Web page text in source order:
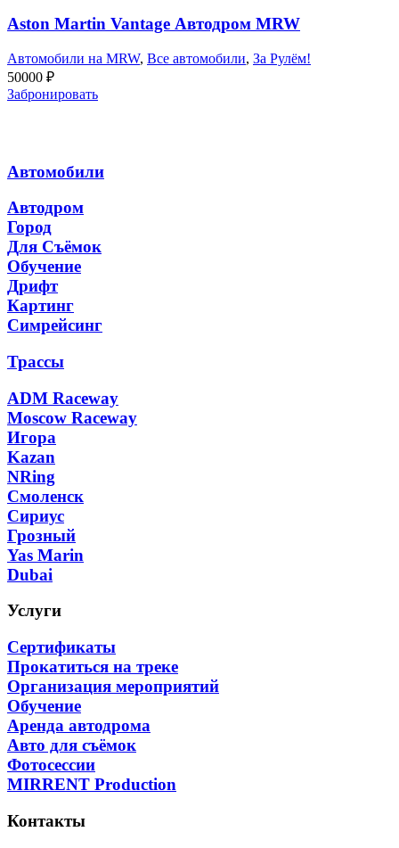
Aston Martin Vantage Автодром MRW
Автомобили на MRW, Все автомобили, За Рулём!
50000 ₽
Забронировать
Автомобили
Автодром
Город
Для Съёмок
Обучение
Дрифт
Картинг
Симрейсинг
Трассы
ADM Raceway
Moscow Raceway
Игора
Kazan
NRing
Смоленск
Сириус
Грозный
Yas Marin
Dubai
Услуги
Сертификаты
Прокатиться на треке
Организация мероприятий
Обучение
Аренда автодрома
Авто для съёмок
Фотосессии
MIRRENT Production
Контакты